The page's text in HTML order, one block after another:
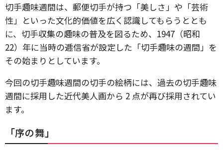
切手趣味週間は、郵便切手が持つ「美しさ」や「芸術
性」といった文化的価値を広く認識してもらうととも
に、切手収集の趣味の普及を図るため、1947（昭和
22）年に当時の逓信省が設定した「切手趣味の週間」を
その始まりとしています。
今回の切手趣味週間の切手の絵柄には、過去の切手趣味
週間に採用した近代美人画から 2 点が再び採用されてい
ます。
「序の舞」